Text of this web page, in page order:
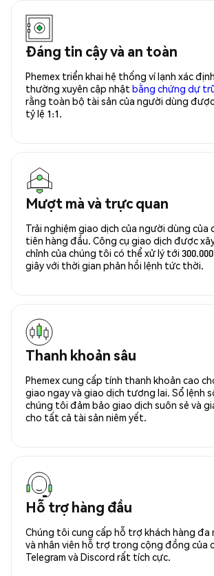
Đáng tin cậy và an toàn
Phemex triển khai hệ thống ví lạnh xác
thường xuyên cập nhật bằng chứng dự
rằng toàn bộ tài sản của người dùng
tỷ lệ 1:1.
Mượt mà và trực quan
Trải nghiệm giao dịch của người dùng của
tiên hàng đầu. Công cụ giao dịch được
chỉnh của chúng tôi có thể xử lý tới
giây với thời gian phản hồi lệnh tức thời.
Thanh khoản sâu
Phemex cung cấp tính thanh khoản cao
giao ngay và giao dịch tương lai. Sổ lệnh
chúng tôi đảm bảo giao dịch suôn sẻ và
cho tất cả tài sản niêm yết.
Hỗ trợ hàng đầu
Chúng tôi cung cấp hỗ trợ khách hàng đa
và nhân viên hỗ trợ trong cộng đồng của
Telegram và Discord rất tích cực.